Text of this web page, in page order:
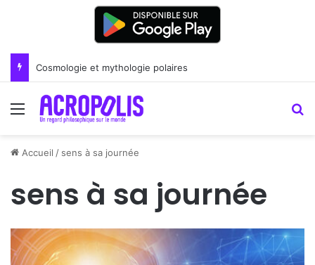
Cosmologie et mythologie polaires
Menu
Accueil / sens à sa journée
sens à sa journée